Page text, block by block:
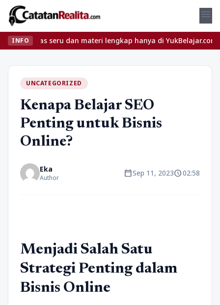
menu
INFO
seru dan materi lengkap hanya di YukBelajar.com. Mulai
UNCATEGORIZED
Kenapa Belajar SEO
Penting untuk Bisnis
Online?
Eka
Author calendar_todaySep 11, 2023schedule02:58
Menjadi Salah Satu
Strategi Penting dalam
Bisnis Online